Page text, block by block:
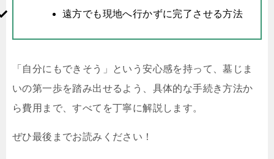
遠方でも現地へ行かずに完了させる方法
「自分にもできそう」という安心感を持って、墓じま
いの第一歩を踏み出せるよう、具体的な手続き方法か
ら費用まで、すべてを丁寧に解説します。
ぜひ最後までお読みください！